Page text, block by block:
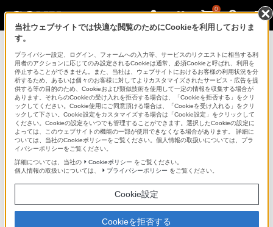
0
VCT-PCM1
自由な角度で設置。振動も低減
三脚
VCT-PCM1
生産完了
当社ウェブサイトでは快適な閲覧のためにCookieを利用しておりま
す。
プライバシー設定、ログイン、フォームへの入力等、サービスのリクエストに相当する利
用者のアクションに応じてのみ設定されるCookieは通常、必須Cookieと呼ばれ、利用を
停止することができません。また、当社は、ウェブサイトにおけるお客様の利用状況を分
析するため、あるいは個々のお客様に対してよりカスタマイズされたサービス・広告を提
供する等の目的のため、Cookieおよび類似技術を使用して一定の情報を収集する場合が
あります。それらのCookieの受け入れを拒否する場合は、「Cookieを拒否する」をクリ
ックしてください。Cookie使用にご同意頂ける場合は、「Cookieを受け入れる」をクリ
ックして下さい。Cookie設定をカスタマイズする場合は「Cookie設定」をクリックして
ください。Cookieの設定をいつでも管理することができます。選択したCookieの設定に
よっては、このウェブサイトの機能の一部が使用できなくなる場合があります。 詳細に
ついては、当社のCookieポリシーをご覧ください。個人情報の取扱いについては、プラ
イバシーポリシーをご覧ください。
詳細については、当社の
Cookieポリシー をご覧ください。
個人情報の取扱いについては、
プライバシーポリシー をご覧ください。
Cookie設定
Cookieを拒否する